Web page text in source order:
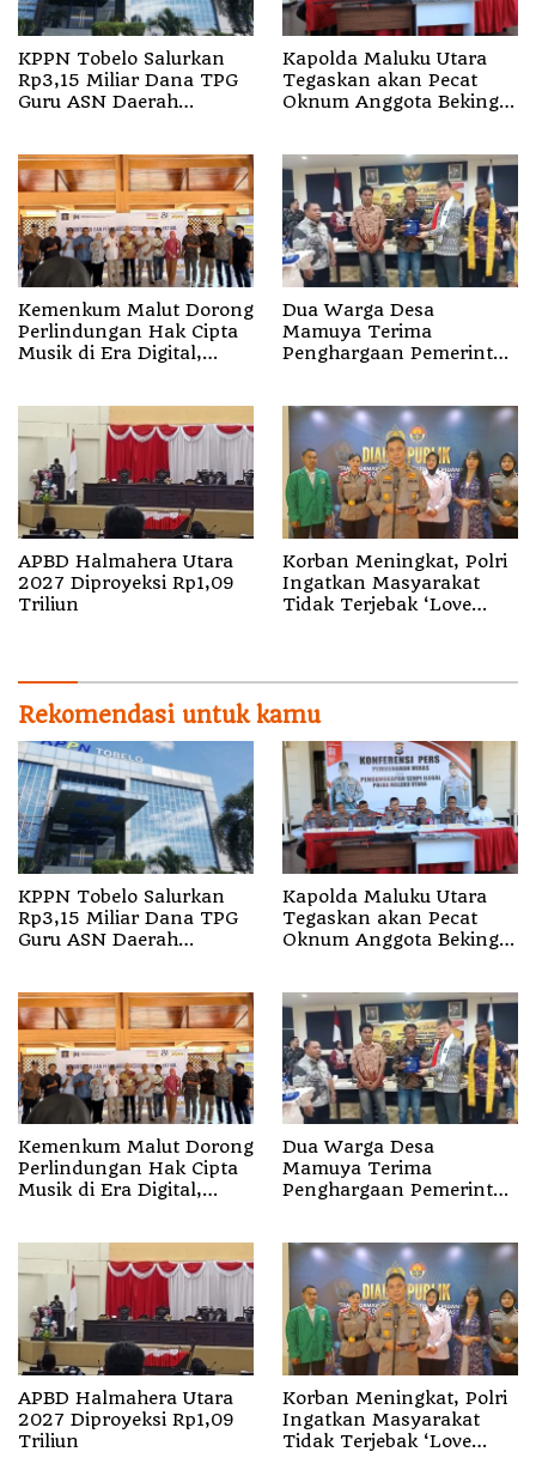
KPPN Tobelo Salurkan
Rp3,15 Miliar Dana TPG
Guru ASN Daerah
Kapolda Maluku Utara
Tegaskan akan Pecat
Oknum Anggota Bekingi
Kemenkum Malut Dorong
Perlindungan Hak Cipta
Musik di Era Digital,
Penguatan Royalti
Dua Warga Desa
Mamuya Terima
Penghargaan Pemerintah
Dukono
APBD Halmahera Utara
2027 Diproyeksi Rp1,09
Triliun
Korban Meningkat, Polri
Ingatkan Masyarakat
Tidak Terjebak ‘Love
Rekomendasi untuk kamu
KPPN Tobelo Salurkan
Rp3,15 Miliar Dana TPG
Guru ASN Daerah
Kapolda Maluku Utara
Tegaskan akan Pecat
Oknum Anggota Bekingi
Kemenkum Malut Dorong
Perlindungan Hak Cipta
Musik di Era Digital,
Penguatan Royalti
Dua Warga Desa
Mamuya Terima
Penghargaan Pemerintah
Dukono
APBD Halmahera Utara
2027 Diproyeksi Rp1,09
Triliun
Korban Meningkat, Polri
Ingatkan Masyarakat
Tidak Terjebak ‘Love